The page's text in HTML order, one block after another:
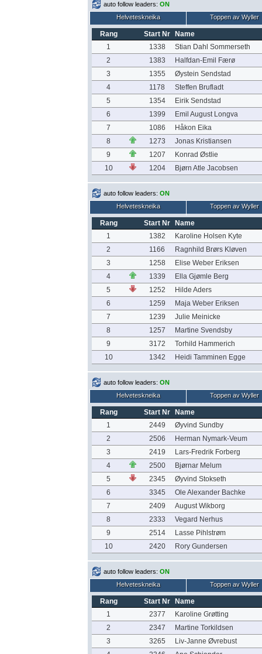
auto follow leaders: ON
Helveteskneika
Toppen av Wyller
Rang Start Nr
Name
1
1338
Stian Dahl Sommerseth
2
1383
Halfdan-Emil Færø
3
1355
Øystein Sendstad
4
1178
Steffen Brufladt
5
1354
Eirik Sendstad
6
1399
Emil August Longva
7
1086
Håkon Eika
8
1273
Jonas Kristiansen
9
1207
Konrad Østlie
10
1204 Bjørn Atle Jacobsen
auto follow leaders: ON
Helveteskneika
Toppen av Wyller
Rang Start Nr
Name
1
1382
Karoline Holsen Kyte
2
1166
Ragnhild Brørs Kløven
3
1258
Elise Weber Eriksen
4
1339
Ella Gjømle Berg
5
1252
Hilde Aders
6
1259
Maja Weber Eriksen
7
1239
Julie Meinicke
8
1257
Martine Svendsby
9
3172
Torhild Hammerich
10
1342 Heidi Tamminen Egge
auto follow leaders: ON
Helveteskneika
Toppen av Wyller
Rang Start Nr
Name
1
2449
Øyvind Sundby
2
2506
Herman Nymark-Veum
3
2419
Lars-Fredrik Forberg
4
2500
Bjørnar Melum
5
2345
Øyvind Stokseth
6
3345
Ole Alexander Bachke
7
2409
August Wikborg
8
2333
Vegard Nerhus
9
2514
Lasse Pihlstrøm
10
2420 Rory Gundersen
auto follow leaders: ON
Helveteskneika
Toppen av Wyller
Rang Start Nr
Name
1
2377
Karoline Grøtting
2
2347
Martine Torkildsen
3
3265
Liv-Janne Øvrebust